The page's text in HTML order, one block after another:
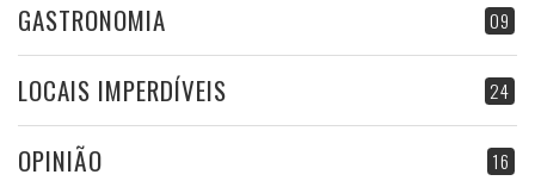
09
GASTRONOMIA
24
LOCAIS IMPERDÍVEIS
16
OPINIÃO